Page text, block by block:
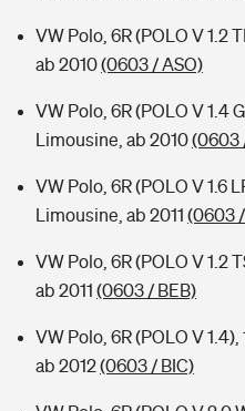
VW Polo, 6R (POLO V 1.2
ab 2010(0603 / ASO)
VW Polo, 6R (POLO V 1.4
Limousine, ab 2010(0603
VW Polo, 6R (POLO V 1.6
Limousine, ab 2011 (0603
VW Polo, 6R (POLO V 1.2
ab 2011 (0603 / BEB)
VW Polo, 6R (POLO V
ab 2012(0603 / BIC)